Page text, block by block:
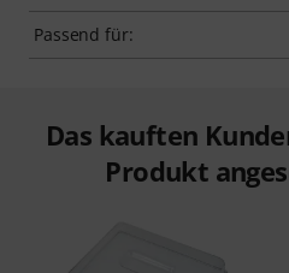
Passend für:
Das kauften
Produkt